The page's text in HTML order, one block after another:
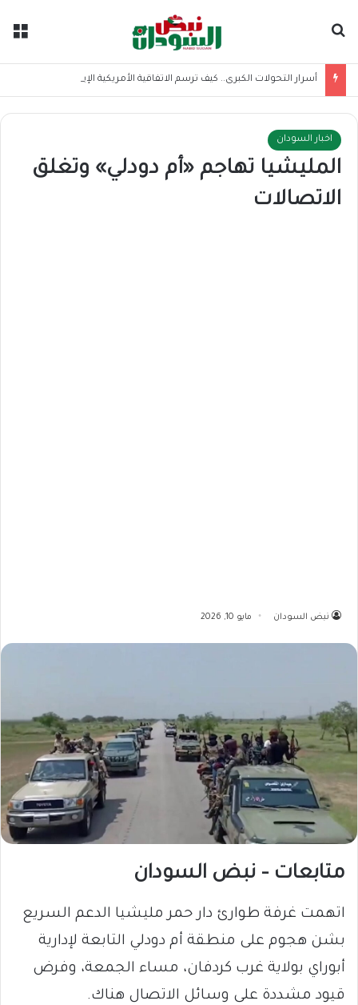
اخبار السودان
المليشيا تهاجم «أم دودلي» وتغلق
الاتصالات
نبض السودان مايو 10, 2026
متابعات – نبض السودان
اتهمت غرفة طوارئ دار حمر مليشيا الدعم السريع
بشن هجوم على منطقة أم دودلي التابعة لإدارية
أبوراي بولاية غرب كردفان، مساء الجمعة، وفرض
قيود مشددة على وسائل الاتصال هناك.